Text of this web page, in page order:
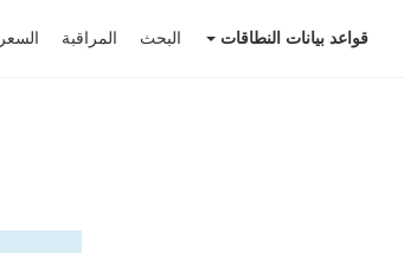
قواعد بيانات النطاقات البحث المراقبة السعر